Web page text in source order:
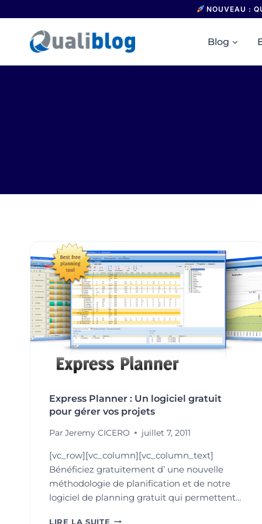
au
contenu
NOUVEAU :
Blog
Express Planner : Un logiciel gratuit
pour gérer vos projets
Par Jeremy CICERO juillet 7, 2011
[vc_row][vc_column][vc_column_text]
Bénéficiez gratuitement d’ une nouvelle
méthodologie de planification et de notre
logiciel de planning gratuit qui permettent…
LIRE LA SUITE EXPRESS